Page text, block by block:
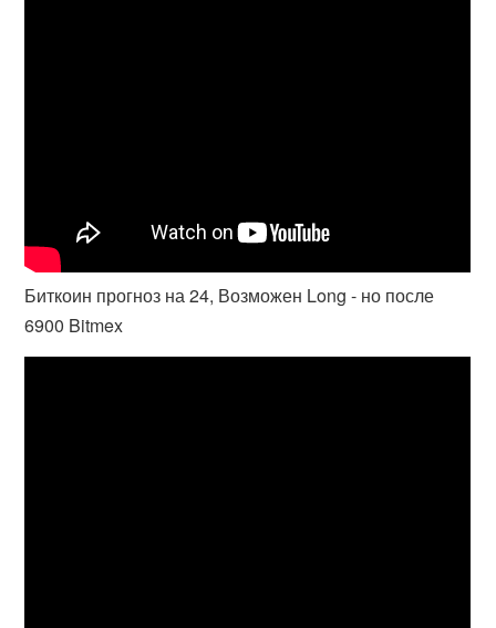
Биткоин прогноз на 24, Возможен Long - но после
6900 Bitmex